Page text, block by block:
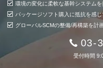
環境の変化に柔軟な基幹システムを
パッケージソフト購入に抵抗を感じ
グローバルSCMの整備/再構築を計
03-
受付時間